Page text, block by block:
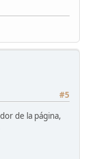
#5
de la página,